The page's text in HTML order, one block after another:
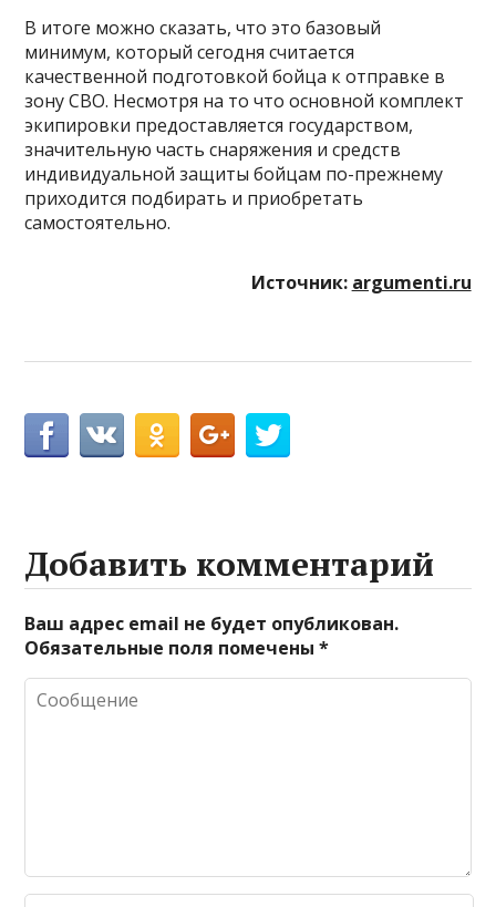
В итоге можно сказать, что это базовый
минимум, который сегодня считается
качественной подготовкой бойца к отправке в
зону СВО. Несмотря на то что основной комплект
экипировки предоставляется государством,
значительную часть снаряжения и средств
индивидуальной защиты бойцам по-прежнему
приходится подбирать и приобретать
самостоятельно.
Источник: argumenti.ru
Добавить комментарий
Ваш адрес email не будет опубликован.
Обязательные поля помечены*